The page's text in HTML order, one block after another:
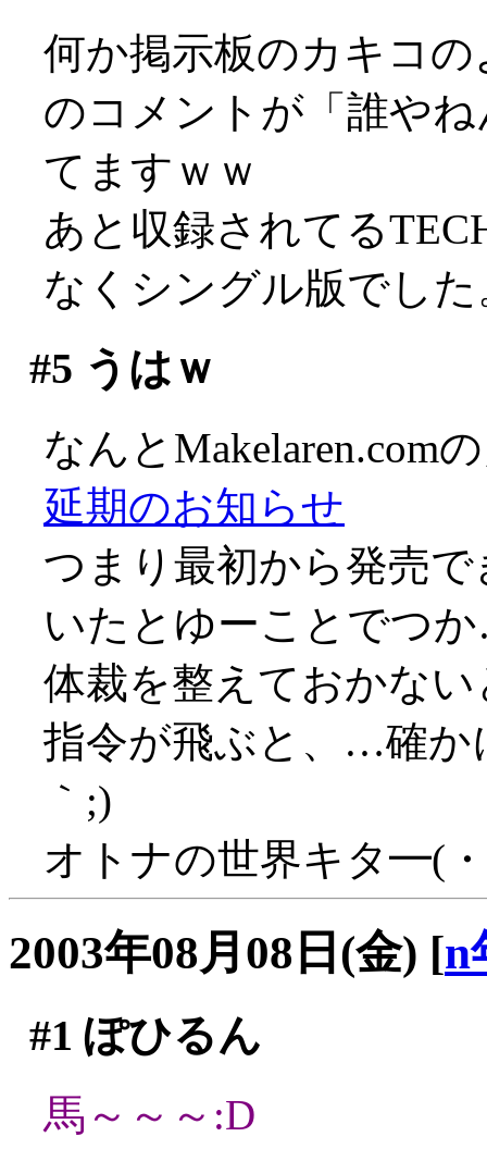
何か掲示板のカキコ
のコメントが「誰や
てますｗｗ
あと収録されてる
なくシングル版でし
#5 うはｗ
なんとMakelaren.com
延期のお知らせ
つまり最初から発売
いたとゆーことでつ
体裁を整えておかな
指令が飛ぶと、…確か
｀;)
オトナの世界キタ━(
2003年08月08日(金) [n
#1 ぽひるん
馬～～～:D